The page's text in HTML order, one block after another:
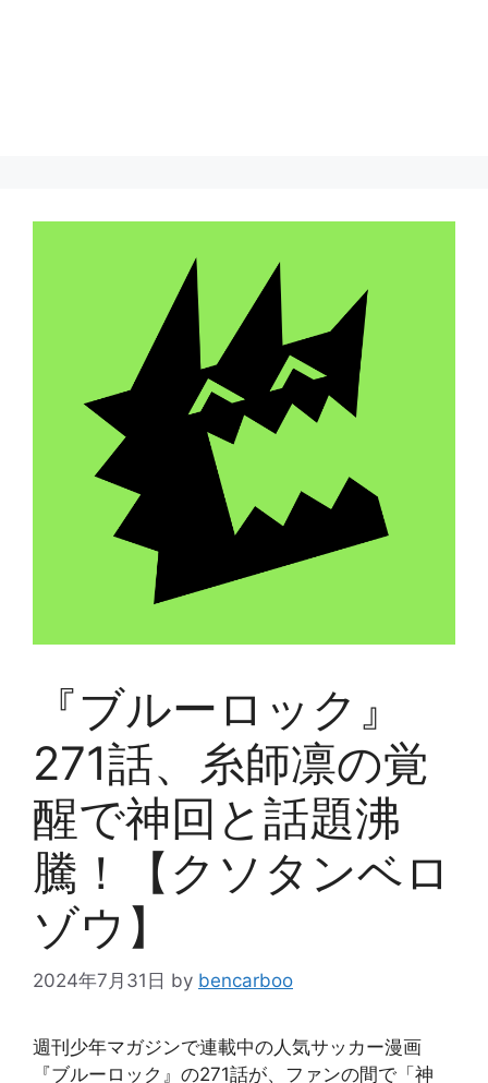
『ブルーロック』
271話、糸師凛の覚
醒で神回と話題沸
騰！【クソタンベロ
ゾウ】
2024年7月31日 by bencarboo
週刊少年マガジンで連載中の人気サッカー漫画
『ブルーロック』の271話が、ファンの間で「神